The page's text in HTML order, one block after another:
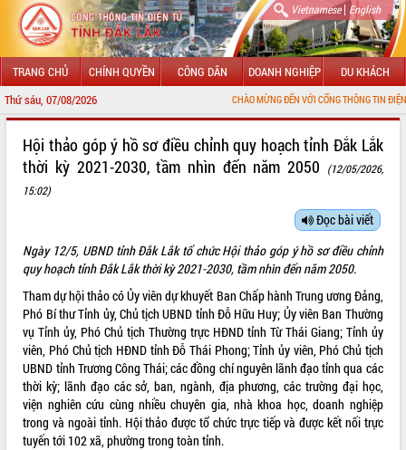
Vietnamese| English
TRANG CHỦ CHÍNH QUYỀN CÔNG DÂN DOANH NGHIỆP DU KHÁCH
Thứ sáu, 07/08/2026 CHÀO MỪNG ĐẾN VỚI CỔNG THÔNG TIN ĐIỆN TỬ TỈNH ĐẮK LẮK
LÃNH ĐẠO UBND TỈNH
SỞ, BAN, NGÀNH
THÔNG TIN CHỈ ĐẠO ĐIỀU HÀNH
HỆ THỐNG VĂN BẢN
VĂN BẢN HĐND TỈNH
ĐIỂM TIN VĂN BẢN
Hội thảo góp ý hồ sơ điều chỉnh quy hoạch tỉnh Đắk Lắk
thời kỳ 2021-2030, tầm nhìn đến năm 2050
(12/05/2026,
15:02)
Đọc bài viết
Ngày 12/5, UBND tỉnh Đắk Lắk tổ chức Hội thảo góp ý hồ sơ điều chỉnh
quy hoạch tỉnh Đắk Lắk thời kỳ 2021-2030, tầm nhìn đến năm 2050.
Tham dự hội thảo có Ủy viên dự khuyết Ban Chấp hành Trung ương Đảng,
Phó Bí thư Tỉnh ủy, Chủ tịch UBND tỉnh Đỗ Hữu Huy; Ủy viên Ban Thường
vụ Tỉnh ủy, Phó Chủ tịch Thường trực HĐND tỉnh Từ Thái Giang; Tỉnh ủy
viên, Phó Chủ tịch HĐND tỉnh Đỗ Thái Phong; Tỉnh ủy viên, Phó Chủ tịch
UBND tỉnh Trương Công Thái; các đồng chí nguyên lãnh đạo tỉnh qua các
thời kỳ; lãnh đạo các sở, ban, ngành, địa phương, các trường đại học,
viện nghiên cứu cùng nhiều chuyên gia, nhà khoa học, doanh nghiệp
trong và ngoài tỉnh. Hội thảo được tổ chức trực tiếp và được kết nối trực
tuyến tới 102 xã, phường trong toàn tỉnh.